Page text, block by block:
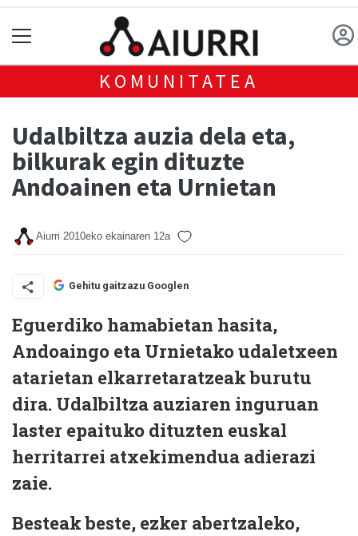
KOMUNITATEA
Udalbiltza auzia dela eta,
bilkurak egin dituzte
Andoainen eta Urnietan
Aiurri 2010eko ekainaren 12a
Gehitu gaitzazu Googlen
Eguerdiko hamabietan hasita,
Andoaingo eta Urnietako udaletxeen
atarietan elkarretaratzeak burutu
dira. Udalbiltza auziaren inguruan
laster epaituko dituzten euskal
herritarrei atxekimendua adierazi
zaie.
Besteak beste, ezker abertzaleko,